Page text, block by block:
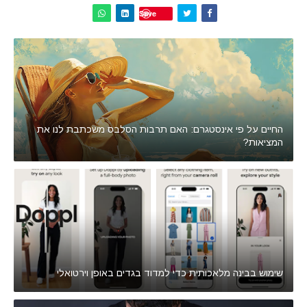
Save
החיים על פי אינסטגרם: האם תרבות הסלבס משכתבת לנו את
המציאות?
שימוש בבינה מלאכותית כדי למדוד בגדים באופן וירטואלי